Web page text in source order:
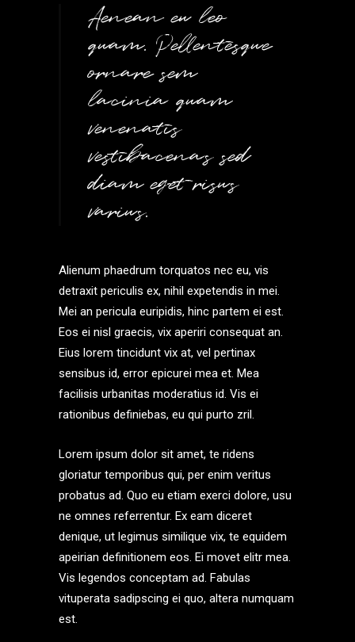
Aenean eu leo
quam. Pellentesque
ornare sem
lacinia quam
venenatis
vestibacenas sed
diam eget risus
varius.
Alienum phaedrum torquatos nec eu, vis
detraxit periculis ex, nihil expetendis in mei.
Mei an pericula euripidis, hinc partem ei est.
Eos ei nisl graecis, vix aperiri consequat an.
Eius lorem tincidunt vix at, vel pertinax
sensibus id, error epicurei mea et. Mea
facilisis urbanitas moderatius id. Vis ei
rationibus definiebas, eu qui purto zril.
Lorem ipsum dolor sit amet, te ridens
gloriatur temporibus qui, per enim veritus
probatus ad. Quo eu etiam exerci dolore, usu
ne omnes referrentur. Ex eam diceret
denique, ut legimus similique vix, te equidem
apeirian definitionem eos. Ei movet elitr mea.
Vis legendos conceptam ad. Fabulas
vituperata sadipscing ei quo, altera numquam
est.